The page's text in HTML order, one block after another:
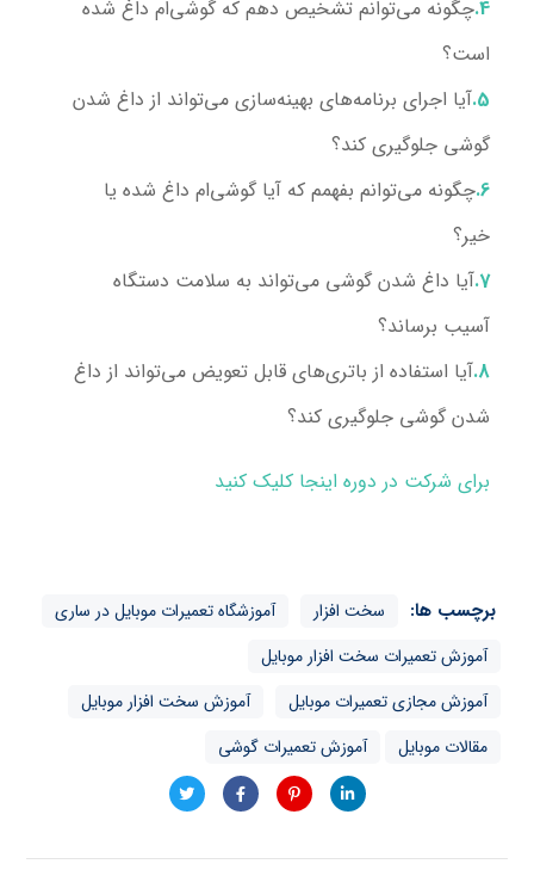
چگونه می‌توانم تشخیص دهم که گوشی‌ام داغ شده
است؟
آیا اجرای برنامه‌های بهینه‌سازی می‌تواند از داغ شدن
گوشی جلوگیری کند؟
چگونه می‌توانم بفهمم که آیا گوشی‌ام داغ شده یا
خیر؟
آیا داغ شدن گوشی می‌تواند به سلامت دستگاه
آسیب برساند؟
آیا استفاده از باتری‌های قابل تعویض می‌تواند از داغ
شدن گوشی جلوگیری کند؟
برای شرکت در دوره اینجا کلیک کنید
برچسب ها: سخت افزار
آموزشگاه تعمیرات موبایل در ساری
آموزش تعمیرات سخت افزار موبایل
آموزش مجازی تعمیرات موبایل
آموزش سخت افزار موبایل
مقالات موبایل
آموزش تعمیرات گوشی